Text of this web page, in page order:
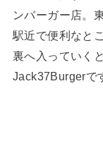
ンバーガー店。
駅近で便利なと
裏へ入っていく
Jack37Burgerで